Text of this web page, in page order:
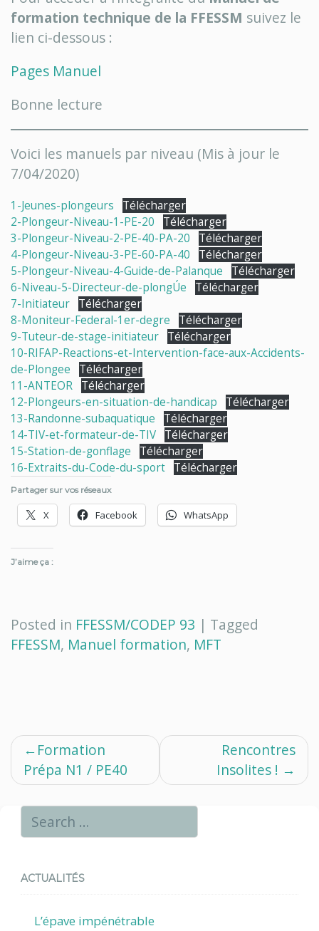
formation technique de la FFESSM suivez le
lien ci-dessous :
Pages Manuel
Bonne lecture
Voici les manuels par niveau (Mis à jour le
7/04/2020)
1-Jeunes-plongeurs
Télécharger
2-Plongeur-Niveau-1-PE-20
Télécharger
3-Plongeur-Niveau-2-PE-40-PA-20
Télécharger
4-Plongeur-Niveau-3-PE-60-PA-40
Télécharger
5-Plongeur-Niveau-4-Guide-de-Palanque
Télécharger
6-Niveau-5-Directeur-de-plongÚe
Télécharger
7-Initiateur
Télécharger
8-Moniteur-Federal-1er-degre
Télécharger
9-Tuteur-de-stage-initiateur
Télécharger
10-RIFAP-Reactions-et-Intervention-face-aux-Accidents-
de-Plongee
Télécharger
11-ANTEOR
Télécharger
12-Plongeurs-en-situation-de-handicap
Télécharger
13-Randonne-subaquatique
Télécharger
14-TIV-et-formateur-de-TIV
Télécharger
15-Station-de-gonflage
Télécharger
16-Extraits-du-Code-du-sport
Télécharger
Partager sur vos réseaux
X Facebook WhatsApp
J’aime ça :
Posted in FFESSM/CODEP 93 | Tagged
FFESSM, Manuel formation, MFT
Navigation
de
l’article
Formation
Prépa N1 / PE40
Rencontres
Insolites !
ACTUALITÉS
L’épave impénétrable